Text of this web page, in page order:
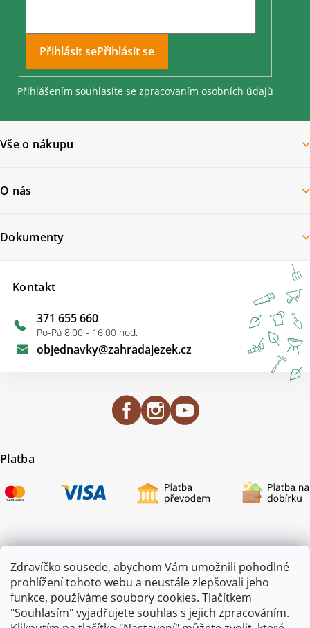
Zdravíčko sousede, abychom Vám umožnili pohodlné
prohlížení tohoto webu a neustále zlepšovali jeho
funkce, používáme soubory cookies. Tlačítkem
"Souhlasím" vyjadřujete souhlas s jejich zpracováním.
Přihlásit se
Přihlášením souhlasíte se zpracovaním osobních údajů
Vše o nákupu
O nás
Kontakt
objednavky@zahradajezek.cz
371 655 660
Po-Pá 8:00 - 16:00 hod.
Dokumenty
Platba
Certifikace